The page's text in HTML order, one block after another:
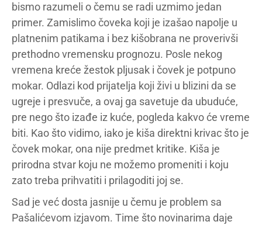
bismo razumeli o čemu se radi uzmimo jedan
primer. Zamislimo čoveka koji je izašao napolje u
platnenim patikama i bez kišobrana ne proverivši
prethodno vremensku prognozu. Posle nekog
vremena kreće žestok pljusak i čovek je potpuno
mokar. Odlazi kod prijatelja koji živi u blizini da se
ugreje i presvuče, a ovaj ga savetuje da ubuduće,
pre nego što izađe iz kuće, pogleda kakvo će vreme
biti. Kao što vidimo, iako je kiša direktni krivac što je
čovek mokar, ona nije predmet kritike. Kiša je
prirodna stvar koju ne možemo promeniti i koju
zato treba prihvatiti i prilagoditi joj se.
Sad je već dosta jasnije u čemu je problem sa
Pašalićevom izjavom. Time što novinarima daje